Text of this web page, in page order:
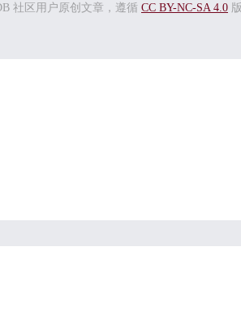
社区用户原创文章，遵循 CC BY-NC-SA 4.0